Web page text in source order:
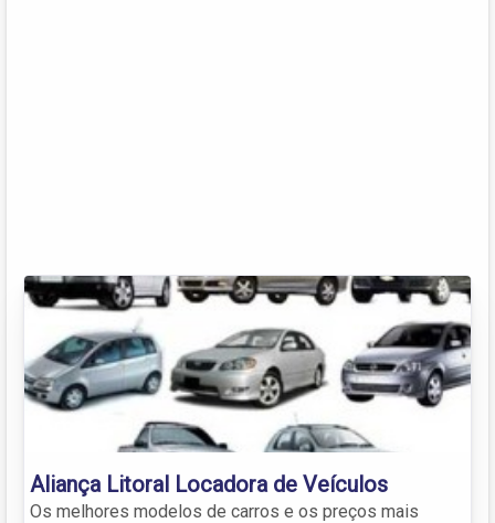
Aliança Litoral Locadora de Veículos
Os melhores modelos de carros e os preços mais